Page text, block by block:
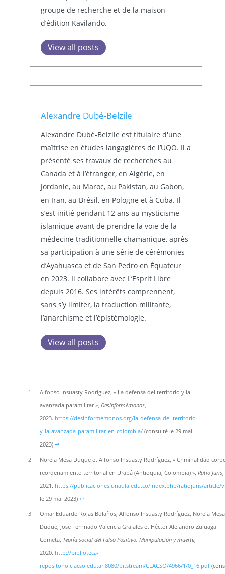
groupe de recherche et de la maison
d’édition Kavilando.
View all posts
Alexandre Dubé-Belzile
Alexandre Dubé-Belzile est titulaire d'une
maîtrise en études langagières de l’UQO. Il a
présenté ses travaux de recherches au
Canada et à l’étranger, en Algérie, en
Jordanie, au Maroc, au Pakistan, au Gabon,
en Iran, au Brésil, en Pologne et à Cuba. Il
s’est initié pendant 12 ans au mysticisme
islamique avant de prendre la voie de la
médecine traditionnelle chamanique, après
sa participation à une série de cérémonies
d’Ayahuasca et de San Pedro en Équateur
en 2023. Il collabore avec L’Esprit Libre
depuis 2016. Ses intérêts comprennent,
sans s’y limiter, la traduction militante,
l’anarchisme et l’épistémologie.
View all posts
1
Alfonso Insuasty Rodríguez, « La defensa del territorio y la
avanzada paramilitar », Desinformémonos,
2023. https://desinformemonos.org/la-defensa-del-territorio-
y-la-avanzada-paramilitar-en-colombia/(consulté le 29 mai
2023) ↩︎
2
Norela Mesa Duque et Alfonso Insuasty Rodríguez, « Criminalidad
reordenamiento territorial en Urabá (Antioquia, Colombia) », Ratio Juris,
2021. https://publicaciones.unaula.edu.co/index.php/ratiojuris/article/
le 29 mai 2023) ↩︎
3
Omar Eduardo Rojas Bolaños, Alfonso Insuasty Rodríguez, Norela Mesa
Duque, Jose Fernnado Valencia Grajales et Héctor Alejandro Zuluaga
Cometa, Teoría social del Falso Positivo. Manipulación y muerte,
2020. http://biblioteca-
repositorio.clacso.edu.ar:8080/bitstream/CLACSO/4966/1/0_16.pdf